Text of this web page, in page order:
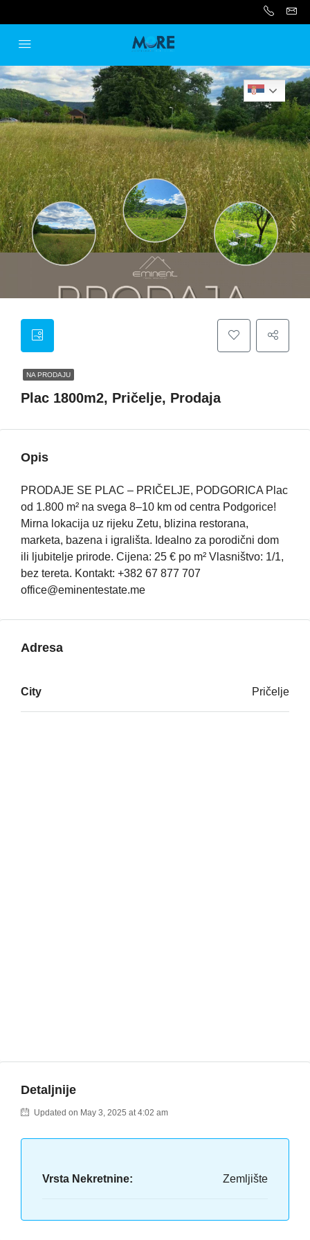
NA PRODAJU
Plac 1800m2, Pričelje, Prodaja
Opis
PRODAJE SE PLAC – PRIČELJE, PODGORICA Plac
od 1.800 m² na svega 8–10 km od centra Podgorice!
Mirna lokacija uz rijeku Zetu, blizina restorana,
marketa, bazena i igrališta. Idealno za porodični dom
ili ljubitelje prirode. Cijena: 25 € po m² Vlasništvo: 1/1,
bez tereta. Kontakt: +382 67 877 707
office@eminentestate.me
Adresa
City Pričelje
Detaljnije
Updated on May 3, 2025 at 4:02 am
Vrsta Nekretnine: Zemljište
Serbian